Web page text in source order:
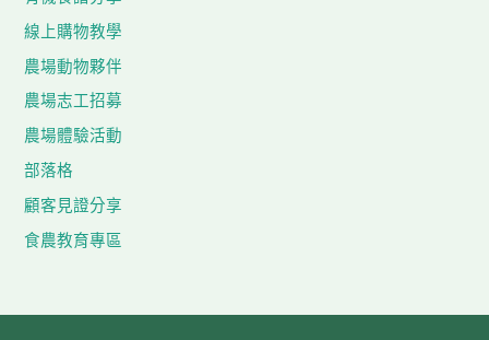
線上購物教學
農場動物夥伴
農場志工招募
農場體驗活動
部落格
顧客見證分享
食農教育專區